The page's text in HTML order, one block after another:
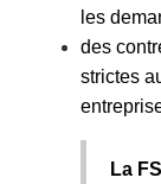
les
des
strictes
La